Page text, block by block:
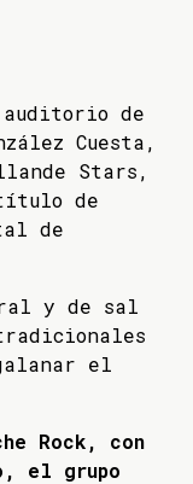
auditorio de
Cuesta,
Stars,
de
de
y de sal
el
Rock, con
el grupo